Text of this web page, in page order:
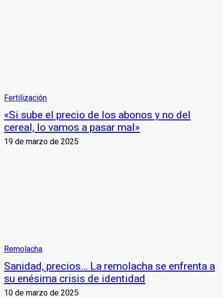
Fertilización
«Si sube el precio de los abonos y no del
cereal, lo vamos a pasar mal»
19 de marzo de 2025
Remolacha
Sanidad, precios… La remolacha se enfrenta a
su enésima crisis de identidad
10 de marzo de 2025